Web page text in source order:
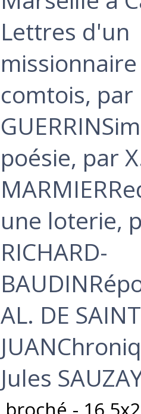
Lettres d'un
comtois,
poésie, par
une loterie,
RICHARD-
AL. DE SAINT
Jules